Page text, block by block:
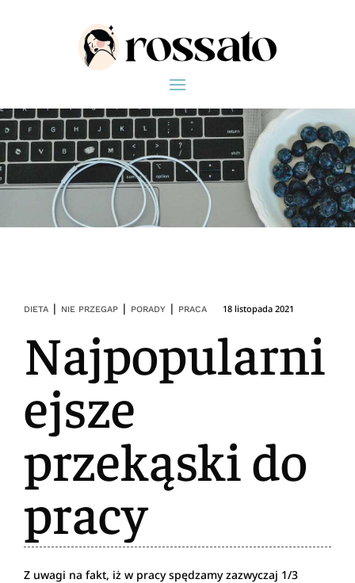
DIETA | NIE PRZEGAP | PORADY | PRACA 18 listopada 2021
Najpopularni
ejsze
przekąski do
pracy
Z uwagi na fakt, iż w pracy spędzamy zazwyczaj 1/3